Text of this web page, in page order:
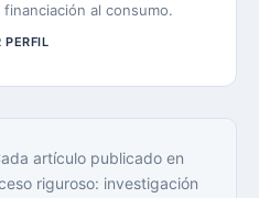
al consumo.
PERFIL
artículo publicado en
riguroso: investigación